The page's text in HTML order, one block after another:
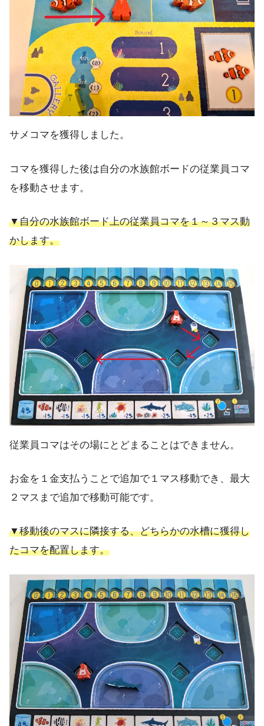
サメコマを獲得しました。
コマを獲得した後は自分の水族館ボードの従業員コマ
を移動させます。
▼自分の水族館ボード上の従業員コマを１～３マス動
かします。
従業員コマはその場にとどまることはできません。
お金を１金支払うことで追加で１マス移動でき、最大
２マスまで追加で移動可能です。
▼移動後のマスに隣接する、どちらかの水槽に獲得し
たコマを配置します。